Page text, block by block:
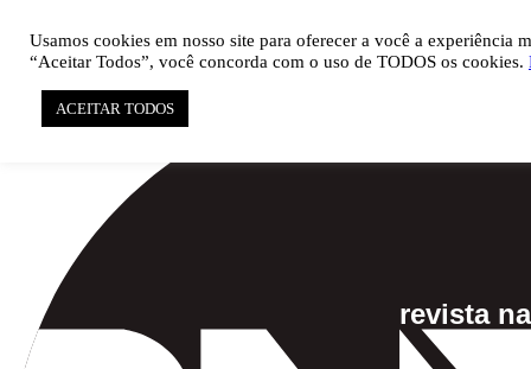
 pauta@revistati.com.br
Usamos cookies em nosso site para oferecer a você a experiência
“Aceitar Todos”, você concorda com o uso de TODOS os cookies.
ACEITAR TODOS